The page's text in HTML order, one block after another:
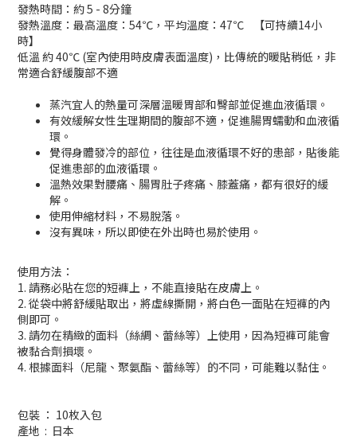
發熱時間：約 5 - 8分鐘
發熱溫度：最高溫度：54℃，平均溫度：47℃ 【可持續14小
時】
低溫 約 40℃ (室內使用時皮膚表面溫度)，比傳統的暖貼稍低，非
常適合舒緩腹部不適
蒸汽宜人的熱量可深層溫暖胃部和臀部並促進血液循環。
有效緩解女性生理期間的腹部不適，促進腸胃蠕動和血液循
環。
覺得身體發冷的部位，往往是血液循環不好的患部，貼後能
促進患部的血液循環。
溫熱效果對腰痛、腸胃肚子疼痛、膝蓋痛，都有很好的緩
解。
使用伸縮材料，不易脫落。
沒有異味，所以即使在外出時也易於使用。
使用方法：
1. 請務必貼在您的短褲上，不能直接貼在皮膚上。
2. 從袋中將舒緩貼取出，將虛線撕開，將白色一面貼在短褲的內
側即可。
3. 請勿在精緻的面料（絲綢、蕾絲等）上使用，因為短褲可能會
被黏合劑損壞。
4. 根據面料（尼龍、聚氨酯、蕾絲等）的不同，可能難以黏住。
包裝 ： 10枚入包
產地 : 日本